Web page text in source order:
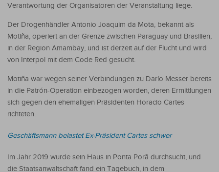
Verantwortung der Organisatoren der Veranstaltung liege.
Der Drogenhändler Antonio Joaquim da Mota, bekannt als
Motiña, operiert an der Grenze zwischen Paraguay und Brasilien,
in der Region Amambay, und ist derzeit auf der Flucht und wird
von Interpol mit dem Code Red gesucht.
Motiña war wegen seiner Verbindungen zu Darío Messer bereits
in die Patrón-Operation einbezogen worden, deren Ermittlungen
sich gegen den ehemaligen Präsidenten Horacio Cartes
richteten.
Geschäftsmann belastet Ex-Präsident Cartes schwer
Im Jahr 2019 wurde sein Haus in Ponta Porã durchsucht, und
die Staatsanwaltschaft fand ein Tagebuch, in dem